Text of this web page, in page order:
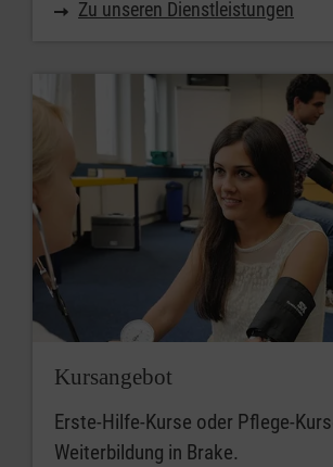
Zu unseren Dienstleistungen
Kursangebot
Erste-Hilfe-Kurse oder Pflege-
Weiterbildung in Brake.